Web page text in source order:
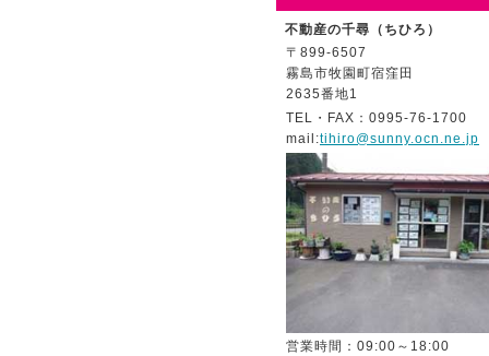
不動産の千尋（ちひろ）
〒899-6507
霧島市牧園町宿窪田
2635番地1
TEL・FAX：0995-76-1700
mail:tihiro@sunny.ocn.ne.jp
営業時間：09:00～18:00